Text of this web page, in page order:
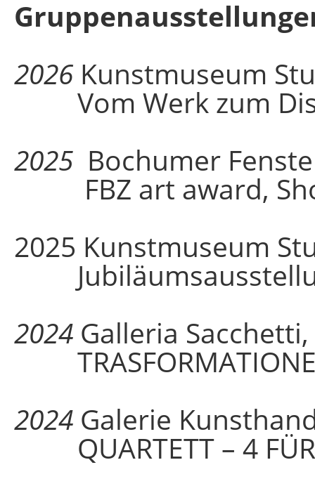
2026Kunstmuseum
Vom Werk zum
2025 Bochumer
FBZ art award,
2025 Kunstmuseum
2024Galleria Sacchetti,
2024Galerie
QUARTETT – 4 FÜR